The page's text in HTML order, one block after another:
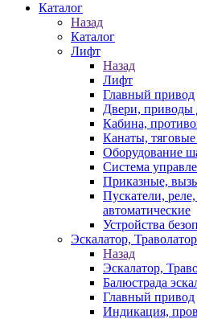
Каталог
Назад
Каталог
Лифт
Назад
Лифт
Главный привод
Двери, приводы
Кабина,
Канаты,
Оборудование
Система
Приказные,
Пускатели,
автоматические
Устройства
Эскалатор, Траволатор
Назад
Эскалатор,
Балюстрада
Главный привод
Индикация,